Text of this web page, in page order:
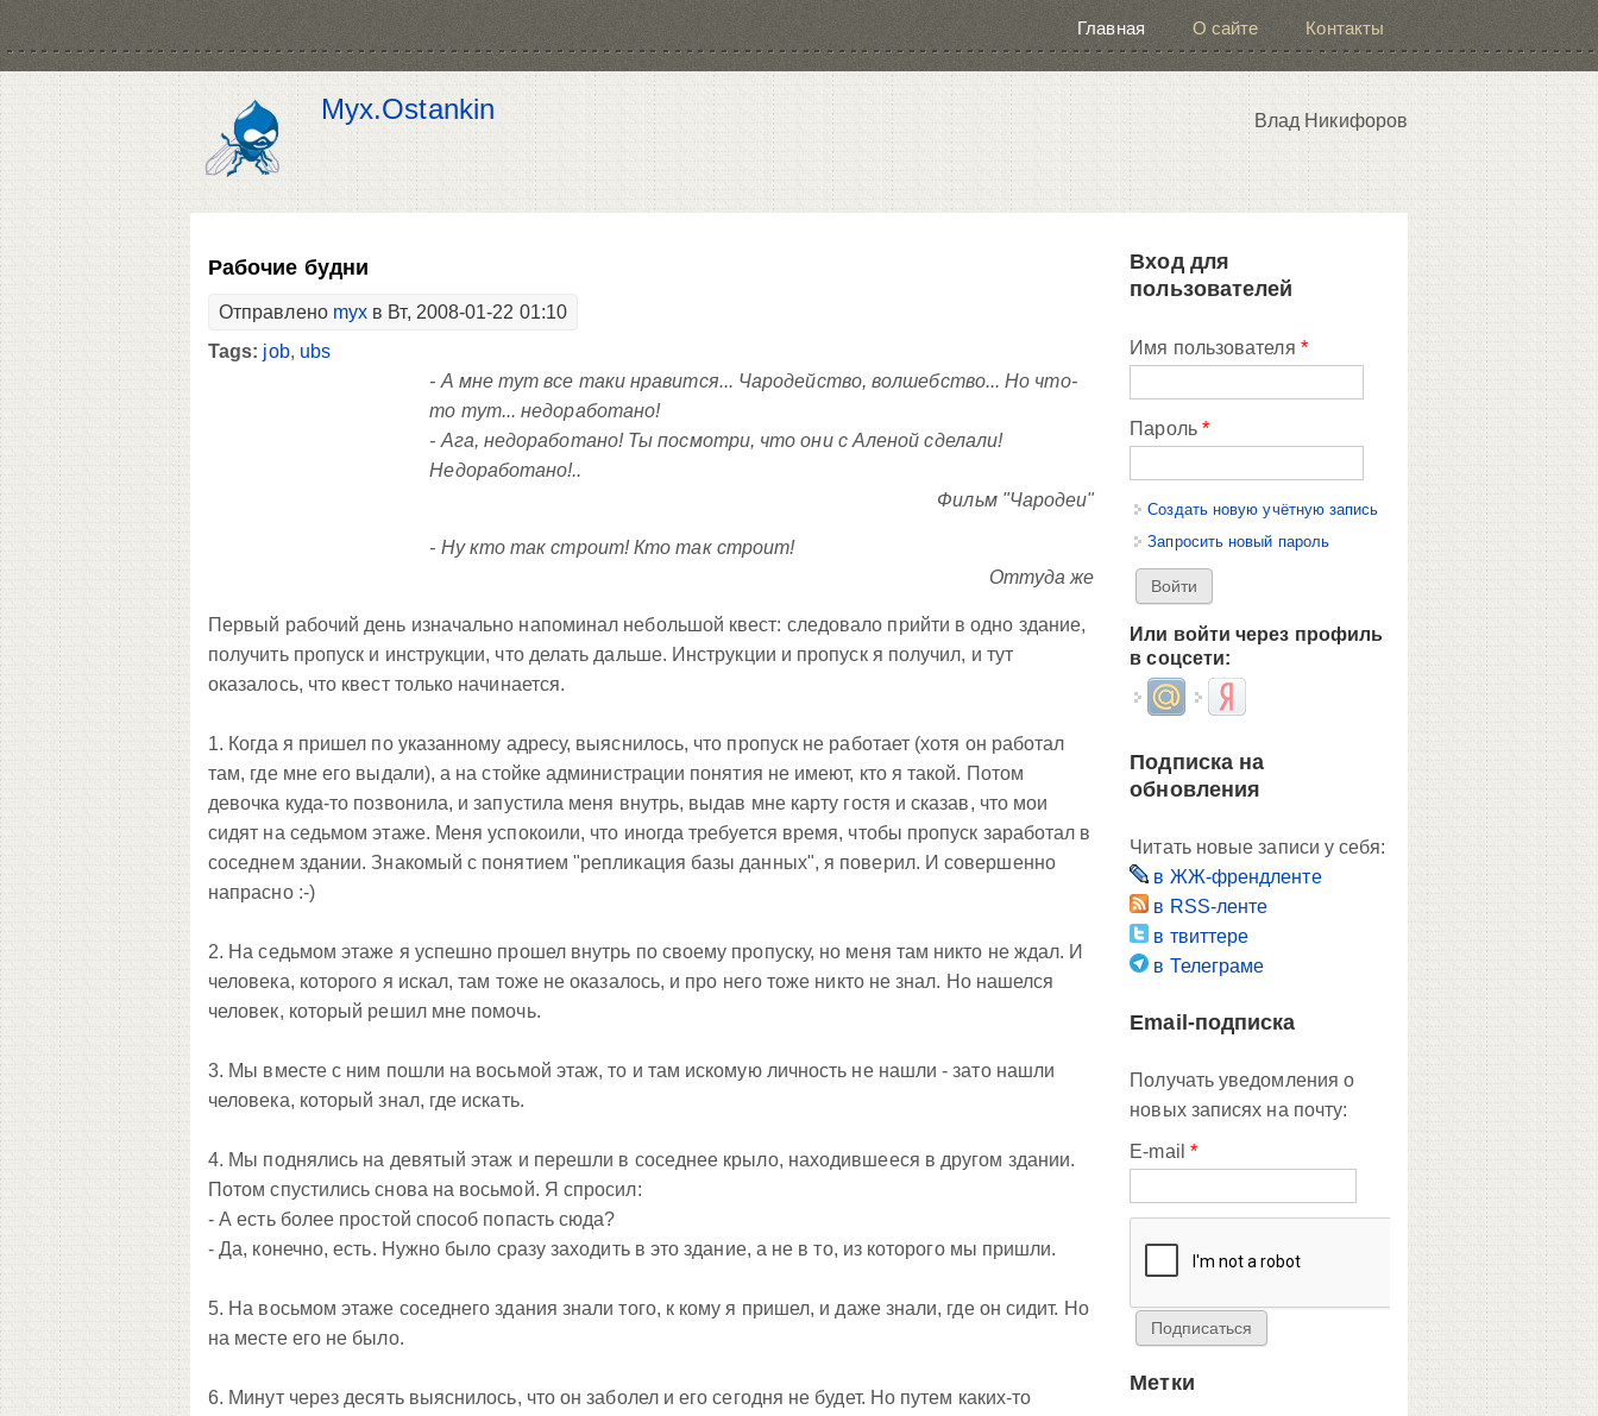
Главная О сайте Контакты
Myx.Ostankin Влад Никифоров
Рабочие будни
Отправлено myx в Вт, 2008-01-22 01:10
Tags: job, ubs
- А мне тут все таки нравится... Чародейство, волшебство... Но что-
то тут... недоработано!
- Ага, недоработано! Ты посмотри, что они с Аленой сделали!
Недоработано!..
Фильм "Чародеи"
- Ну кто так строит! Кто так строит!
Оттуда же
Первый рабочий день изначально напоминал небольшой квест: следовало прийти в одно здание,
получить пропуск и инструкции, что делать дальше. Инструкции и пропуск я получил, и тут
оказалось, что квест только начинается.
1. Когда я пришел по указанному адресу, выяснилось, что пропуск не работает (хотя он работал
там, где мне его выдали), а на стойке администрации понятия не имеют, кто я такой. Потом
девочка куда-то позвонила, и запустила меня внутрь, выдав мне карту гостя и сказав, что мои
сидят на седьмом этаже. Меня успокоили, что иногда требуется время, чтобы пропуск заработал в
соседнем здании. Знакомый с понятием "репликация базы данных", я поверил. И совершенно
напрасно :-)
2. Наседьмом этаже я успешно прошел внутрь по своему пропуску, но меня там никто не ждал. И
человека, которого я искал, там тоже не оказалось, и про него тоже никто не знал. Но нашелся
человек, который решил мне помочь.
3. Мы вместе с ним пошли на восьмой этаж, то и там искомую личность не нашли - зато нашли
человека, который знал, где искать.
4. Мы поднялись на девятый этаж и перешли в соседнее крыло, находившееся в другом здании.
Потом спустились снова на восьмой. Я спросил:
- А есть более простой способ попасть сюда?
- Да, конечно, есть. Нужно было сразу заходить в это здание, а не в то, из которого мы пришли.
5. На восьмом этаже соседнего здания знали того, к кому я пришел, и даже знали, где он сидит. Но
на месте его не было.
6. Минут через десять выяснилось, что он заболел и его сегодня не будет. Но путем каких-то
Вход для
пользователей
Имя пользователя *
Пароль *
Создать новую учётную запись
Запросить новый пароль
Или войти через профиль
в соцсети:
Login with Mail.ruLogin with Яндекс
Подписка на
обновления
Читать новые записи у себя:
в ЖЖ-френдленте
в RSS-ленте
в твиттере
в Телеграме
Email-подписка
Получать уведомления о
новых записях на почту:
E-mail *
Метки